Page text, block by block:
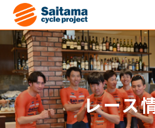
レース